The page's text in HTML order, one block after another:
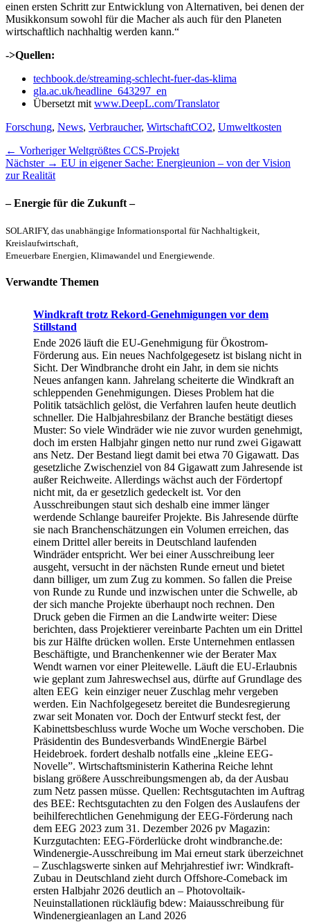
einen ersten Schritt zur Entwicklung von Alternativen, bei denen der
Musikkonsum sowohl für die Macher als auch für den Planeten
wirtschaftlich nachhaltig werden kann.“
->Quellen:
techbook.de/streaming-schlecht-fuer-das-klima
gla.ac.uk/headline_643297_en
Übersetzt mit www.DeepL.com/Translator
Kategorien
Forschung, News, Verbraucher, WirtschaftSchlagworte
CO2, Umweltkosten
Beitragsnavigation
← Vorheriger Vorheriger
Beitrag:
Weltgrößtes CCS-Projekt
Nächster → Nächster
EU in eigener Sache: Energieunion – von der Vision
zur Realität
– Energie für die Zukunft –
SOLARIFY, das unabhängige Informationsportal für Nachhaltigkeit,
Kreislaufwirtschaft,
Erneuerbare Energien, Klimawandel und Energiewende.
Verwandte Themen
Windkraft trotz Rekord-Genehmigungen vor dem
Stillstand
Ende 2026 läuft die EU-Genehmigung für Ökostrom-
Förderung aus. Ein neues Nachfolgegesetz ist bislang nicht in
Sicht. Der Windbranche droht ein Jahr, in dem sie nichts
Neues anfangen kann. Jahrelang scheiterte die Windkraft an
schleppenden Genehmigungen. Dieses Problem hat die
Politik tatsächlich gelöst, die Verfahren laufen heute deutlich
schneller. Die Halbjahresbilanz der Branche bestätigt dieses
Muster: So viele Windräder wie nie zuvor wurden genehmigt,
doch im ersten Halbjahr gingen netto nur rund zwei Gigawatt
ans Netz. Der Bestand liegt damit bei etwa 70 Gigawatt. Das
gesetzliche Zwischenziel von 84 Gigawatt zum Jahresende ist
außer Reichweite. Allerdings wächst auch der Fördertopf
nicht mit, da er gesetzlich gedeckelt ist. Vor den
Ausschreibungen staut sich deshalb eine immer länger
werdende Schlange baureifer Projekte. Bis Jahresende dürfte
sie nach Branchenschätzungen ein Volumen erreichen, das
einem Drittel aller bereits in Deutschland laufenden
Windräder entspricht. Wer bei einer Ausschreibung leer
ausgeht, versucht in der nächsten Runde erneut und bietet
dann billiger, um zum Zug zu kommen. So fallen die Preise
von Runde zu Runde und inzwischen unter die Schwelle, ab
der sich manche Projekte überhaupt noch rechnen. Den
Druck geben die Firmen an die Landwirte weiter: Diese
berichten, dass Projektierer vereinbarte Pachten um ein Drittel
bis zur Hälfte drücken wollen. Erste Unternehmen entlassen
Beschäftigte, und Branchenkenner wie der Berater Max
Wendt warnen vor einer Pleitewelle. Läuft die EU-Erlaubnis
wie geplant zum Jahreswechsel aus, dürfte auf Grundlage des
alten EEG kein einziger neuer Zuschlag mehr vergeben
werden. Ein Nachfolgegesetz bereitet die Bundesregierung
zwar seit Monaten vor. Doch der Entwurf steckt fest, der
Kabinettsbeschluss wurde Woche um Woche verschoben. Die
Präsidentin des Bundesverbands WindEnergie Bärbel
Heidebroek. fordert deshalb notfalls eine „kleine EEG-
Novelle”. Wirtschaftsministerin Katherina Reiche lehnt
bislang größere Ausschreibungsmengen ab, da der Ausbau
zum Netz passen müsse. Quellen: Rechtsgutachten im Auftrag
des BEE: Rechtsgutachten zu den Folgen des Auslaufens der
beihilferechtlichen Genehmigung der EEG-Förderung nach
dem EEG 2023 zum 31. Dezember 2026 pv Magazin:
Kurzgutachten: EEG-Förderlücke droht windbranche.de:
Windenergie-Ausschreibung im Mai erneut stark überzeichnet
– Zuschlagswerte sinken auf Mehrjahrestief iwr: Windkraft-
Zubau in Deutschland zieht durch Offshore-Comeback im
ersten Halbjahr 2026 deutlich an – Photovoltaik-
Neuinstallationen rückläufig bdew: Maiausschreibung für
Windenergieanlagen an Land 2026